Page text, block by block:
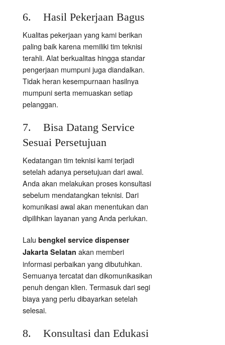
6. Hasil Pekerjaan Bagus
Kualitas pekerjaan yang kami berikan
paling baik karena memiliki tim teknisi
terahli. Alat berkualitas hingga standar
pengerjaan mumpuni juga diandalkan.
Tidak heran kesempurnaan hasilnya
mumpuni serta memuaskan setiap
pelanggan.
7. Bisa Datang Service
Sesuai Persetujuan
Kedatangan tim teknisi kami terjadi
setelah adanya persetujuan dari awal.
Anda akan melakukan proses konsultasi
sebelum mendatangkan teknisi. Dari
komunikasi awal akan menentukan dan
dipilihkan layanan yang Anda perlukan.
Lalu bengkel service dispenser
Jakarta Selatan akan memberi
informasi perbaikan yang dibutuhkan.
Semuanya tercatat dan dikomunikasikan
penuh dengan klien. Termasuk dari segi
biaya yang perlu dibayarkan setelah
selesai.
8. Konsultasi dan Edukasi